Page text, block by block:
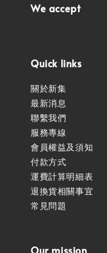
We accept
Quick links
關於新集
最新消息
聯繫我們
服務專線
會員權益及須知
付款方式
運費計算明細表
退換貨相關事宜
常見問題
Our mission